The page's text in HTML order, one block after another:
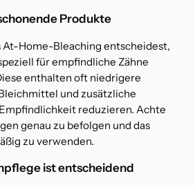
Produkte
At-Home-Bleaching entscheidest,
für empfindliche Zähne
enthalten oft niedrigere
und zusätzliche
reduzieren. Achte
genau zu befolgen und das
zu verwenden.
ist entscheidend